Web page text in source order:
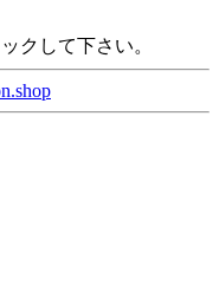
クして下さい。